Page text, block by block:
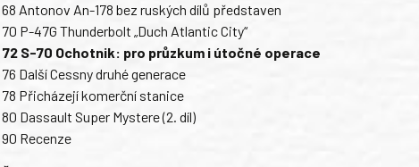
68 Antonov An-178 bez ruských dílů představen
70 P-47G Thunderbolt „Duch Atlantic City“
72 S-70 Ochotnik: pro průzkum i útočné operace
76 Další Cessny druhé generace
78 Přicházejí komerční stanice
80 Dassault Super Mystere (2. díl)
90 Recenze